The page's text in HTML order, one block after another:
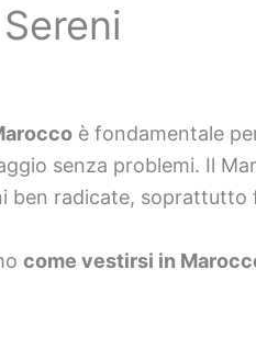
è fondamentale
senza problemi. Il
ben radicate, soprattutto
come vestirsi in